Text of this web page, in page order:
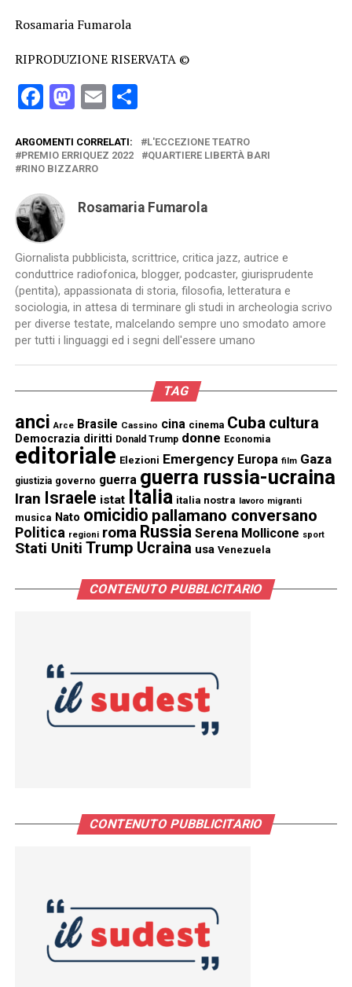
Rosamaria Fumarola
RIPRODUZIONE RISERVATA ©
Facebook
Mastodon
Email
ARGOMENTI CORRELATI:
L'ECCEZIONE TEATRO
PREMIO ERRIQUEZ 2022
QUARTIERE LIBERTÀ BARI
RINO BIZZARRO
Rosamaria Fumarola
Giornalista pubblicista, scrittrice, critica jazz, autrice e
conduttrice radiofonica, blogger, podcaster, giurisprudente
(pentita), appassionata di storia, filosofia, letteratura e
sociologia, in attesa di terminare gli studi in archeologia scrivo
per diverse testate, malcelando sempre uno smodato amore
per tutti i linguaggi ed i segni dell'essere umano
TAG
anci Arce Brasile Cassino cina cinema Cuba cultura
Democrazia diritti Donald Trump donne Economia
editoriale Elezioni Emergency Europa film Gaza
giustizia governo guerra guerra russia-ucraina
Iran Israele istat Italia italia nostra lavoro migranti
musica Nato omicidio pallamano conversano
Politica regioni roma Russia Serena Mollicone sport
Stati Uniti Trump Ucraina usa Venezuela
CONTENUTO PUBBLICITARIO
CONTENUTO PUBBLICITARIO